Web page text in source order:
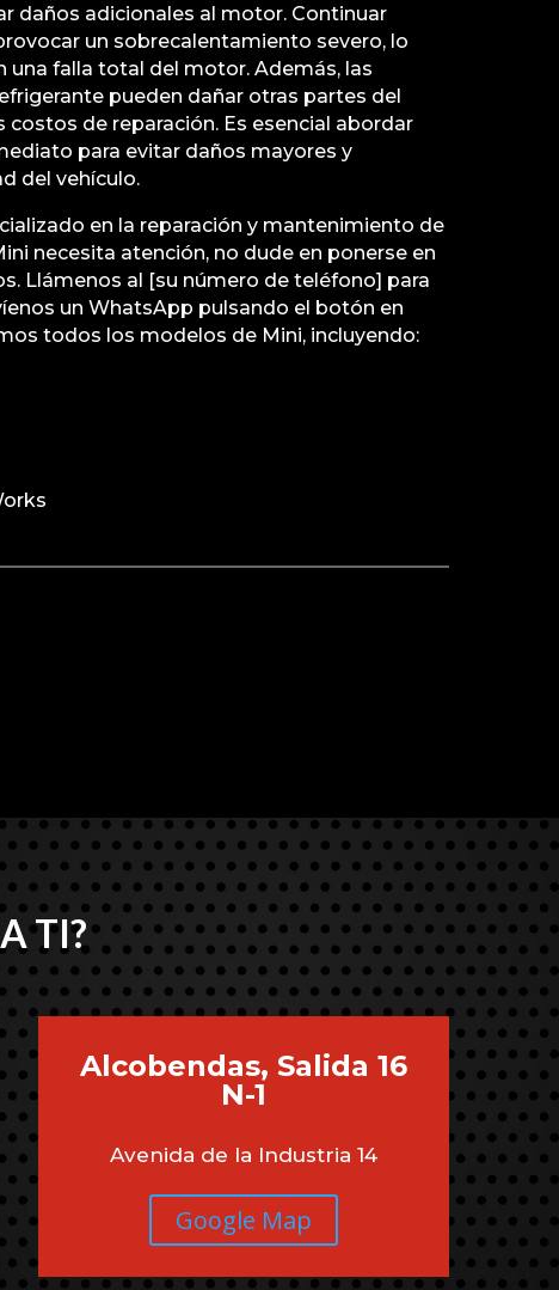
daños adicionales al motor. Continuar
un sobrecalentamiento severo, lo
una falla total del motor. Además, las
pueden dañar otras partes del
de reparación. Es esencial abordar
para evitar daños mayores y
del vehículo.
en la reparación y mantenimiento de
necesita atención, no dude en ponerse en
Llámenos al [su número de teléfono] para
un WhatsApp pulsando el botón en
todos los modelos de Mini, incluyendo:
TI?
Alcobendas, Salida 16
N-1
Avenida de la Industria 14
Google Map